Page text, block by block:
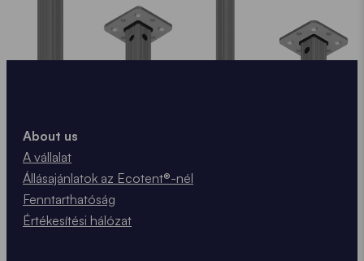
About us
A vállalat
Állásajánlatok az Ecotent®-nél
Fenntarthatóság
Értékesítési hálózat